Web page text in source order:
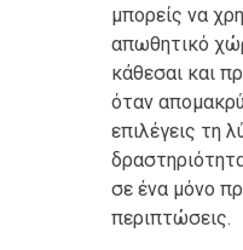
μπορείς να
απωθητικό
κάθεσαι και
όταν
επιλέγεις τη
σε ένα μόνο
περιπτώσεις.